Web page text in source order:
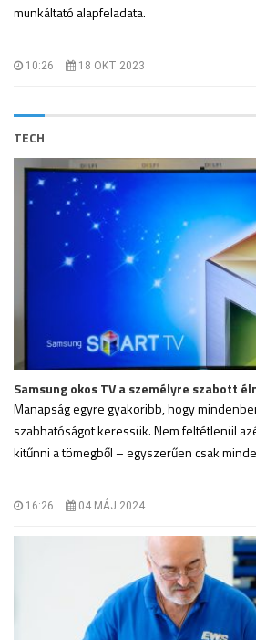
munkáltató alapfeladata.
10:26 18 OKT 2023
TECH
Samsung okos TV a személyre szabott
Manapság egyre gyakoribb, hogy
szabhatóságot keressük. Nem feltétlenül
kitűnni a tömegből – egyszerűen csak
16:26 04 MÁJ 2024